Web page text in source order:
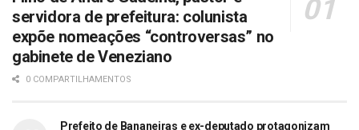
servidora de prefeitura: colunista
expõe nomeações “controversas” no
gabinete de Veneziano
0 COMPARTILHAMENTOS
Prefeito de Bananeiras e ex-deputado protagonizam